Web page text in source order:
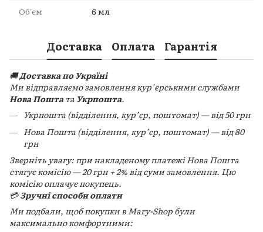
Об'єм 6 мл
Доставка Оплата Гарантія
🚚Доставка по Україні
Ми відправляємо замовлення кур’єрськими службами
Нова Поштата Укрпошта.
Укрпошта (відділення, кур’єр, поштомат) — від 50 грн
Нова Пошта (відділення, кур’єр, поштомат) — від 80
грн
Зверніть увагу: при накладеному платежі Нова Пошта
стягує комісію — 20 грн + 2% від суми замовлення. Цю
комісію оплачує покупець.
💳Зручні способи оплати
Ми подбали, щоб покупки в Mary-Shop були
максимально комфортними: